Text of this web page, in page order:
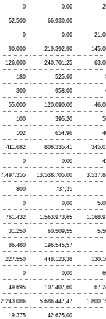
0 0,00
52.500 66.930,00
0 0,00
90.000 219.392,90
126.000 240.701,25
180 525,60
300 958,00
55.000 120.090,00
100 395,20
102 654,96
411.682 808.335,41
0 0,00
7.497.355 13.538.705,00
800 737,35
0 0,00
761.432 1.563.973,65
31.250 60.509,55
86.480 196.545,57
227.550 448.123,38
0 0,00
49.695 107.407,60
2.243.086 5.686.447,47
19.375 42.625,00